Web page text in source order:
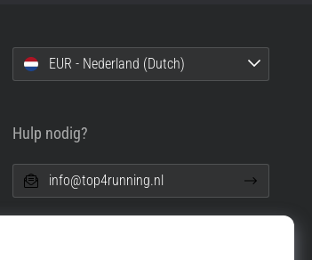
EUR - Nederland (Dutch)
Hulp nodig?
info@top4running.nl